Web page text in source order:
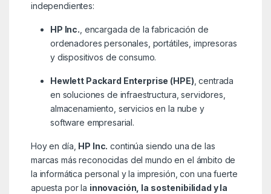
independientes:
HP Inc. , encargada de la fabricación de
ordenadores personales, portátiles, impresoras
y dispositivos de consumo.
Hewlett Packard Enterprise (HPE) , centrada
en soluciones de infraestructura, servidores,
almacenamiento, servicios en la nube y
software empresarial.
Hoy en día, HP Inc. continúa siendo una de las
marcas más reconocidas del mundo en el ámbito de
la informática personal y la impresión, con una fuerte
apuesta por la innovación, la sostenibilidad y la